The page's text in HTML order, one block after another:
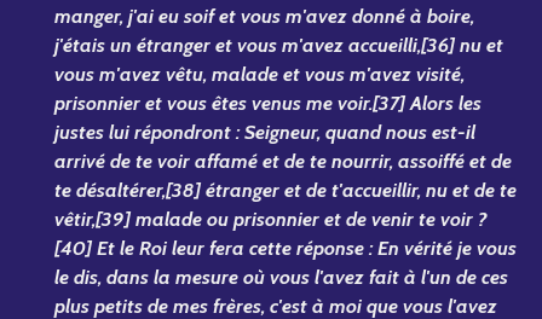
manger, j'ai eu soif et vous m'avez donné à boire,
j'étais un étranger et vous m'avez accueilli,[36] nu et
vous m'avez vêtu, malade et vous m'avez visité,
prisonnier et vous êtes venus me voir.[37] Alors les
justes lui répondront : Seigneur, quand nous est-il
arrivé de te voir affamé et de te nourrir, assoiffé et de
te désaltérer,[38] étranger et de t'accueillir, nu et de te
vêtir,[39] malade ou prisonnier et de venir te voir ?
[40] Et le Roi leur fera cette réponse : En vérité je vous
le dis, dans la mesure où vous l'avez fait à l'un de ces
plus petits de mes frères, c'est à moi que vous l'avez